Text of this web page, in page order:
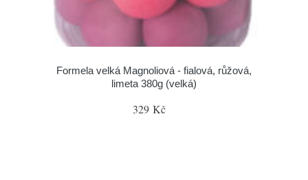
Formela velká Magnoliová - fialová, růžová,
limeta 380g (velká)
329 Kč